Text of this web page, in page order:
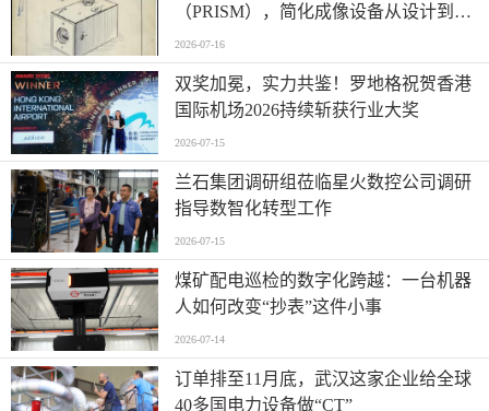
（PRISM），简化成像设备从设计到制
造的全流程
2026-07-16
双奖加冕，实力共鉴！罗地格祝贺香港
国际机场2026持续斩获行业大奖
2026-07-15
兰石集团调研组莅临星火数控公司调研
指导数智化转型工作
2026-07-15
煤矿配电巡检的数字化跨越：一台机器
人如何改变“抄表”这件小事
2026-07-14
订单排至11月底，武汉这家企业给全球
40多国电力设备做“CT”